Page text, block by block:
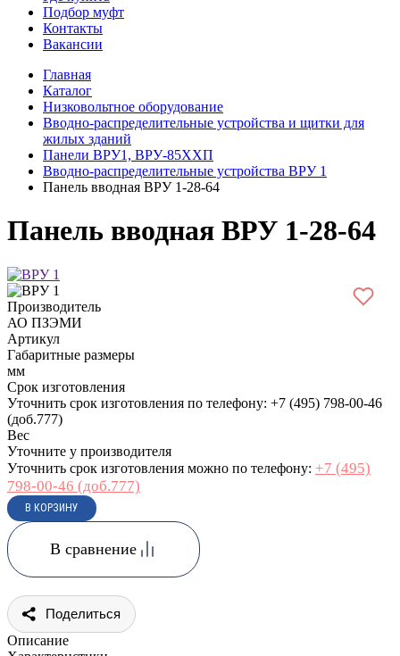
Подбор муфт
Контакты
Вакансии
Главная
Каталог
Низковольтное оборудование
Вводно-распределительные устройства и щитки для
жилых зданий
Панели ВРУ1, ВРУ-85ХХП
Вводно-распределительные устройства ВРУ 1
Панель вводная ВРУ 1-28-64
Панель вводная ВРУ 1-28-64
Производитель
АО ПЗЭМИ
Артикул
Габаритные размеры
мм
Срок изготовления
Уточнить срок изготовления по телефону: +7 (495) 798-00-46
(доб.777)
Вес
Уточните у производителя
Уточнить срок изготовления можно по телефону: +7 (495)
798-00-46 (доб.777)
В сравнение
Поделиться
Описание